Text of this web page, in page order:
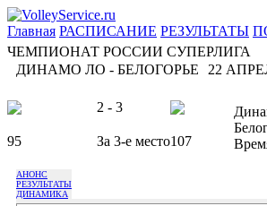
Главная РАСПИСАНИЕ РЕЗУЛЬТАТЫ
ЧЕМПИОНАТ РОССИИ СУПЕРЛИГА
ДИНАМО ЛО - БЕЛОГОРЬЕ
22
2 - 3
95 За 3-е место107
АНОНС
РЕЗУЛЬТАТЫ
ДИНАМИКА